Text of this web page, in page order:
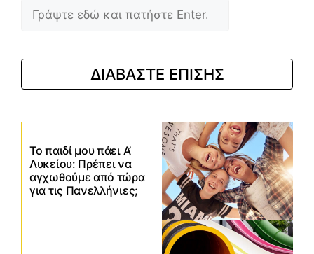
ΔΙΑΒΑΣΤΕ ΕΠΙΣΗΣ
Το παιδί μου πάει Α’
Λυκείου: Πρέπει να
αγχωθούμε από τώρα
για τις Πανελλήνιες;